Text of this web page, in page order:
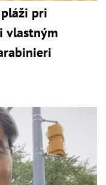
pri
vlastným